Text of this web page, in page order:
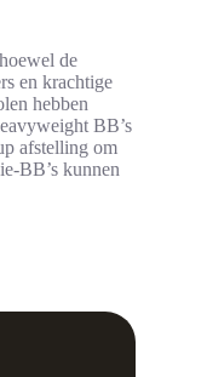
de
en krachtige
hebben
BB’s
afstelling om
BB’s kunnen